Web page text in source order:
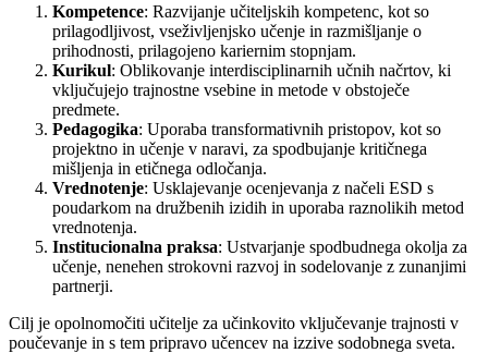
Kompetence: Razvijanje učiteljskih kompetenc, kot so
prilagodljivost, vseživljenjsko učenje in razmišljanje o
prihodnosti, prilagojeno kariernim stopnjam.
Kurikul: Oblikovanje interdisciplinarnih učnih načrtov, ki
vključujejo trajnostne vsebine in metode v obstoječe
predmete.
Pedagogika: Uporaba transformativnih pristopov, kot so
projektno in učenje v naravi, za spodbujanje kritičnega
mišljenja in etičnega odločanja.
Vrednotenje: Usklajevanje ocenjevanja z načeli ESD s
poudarkom na družbenih izidih in uporaba raznolikih metod
vrednotenja.
Institucionalna praksa: Ustvarjanje spodbudnega okolja za
učenje, nenehen strokovni razvoj in sodelovanje z zunanjimi
partnerji.
Cilj je opolnomočiti učitelje za učinkovito vključevanje trajnosti v
poučevanje in s tem pripravo učencev na izzive sodobnega sveta.